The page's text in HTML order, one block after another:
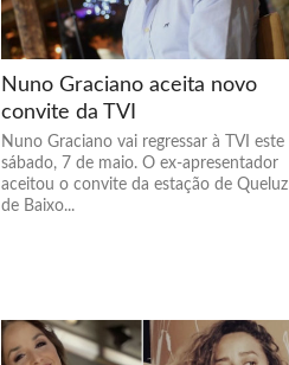
Nuno Graciano aceita novo
convite da TVI
Nuno Graciano vai regressar à TVI este
sábado, 7 de maio. O ex-apresentador
aceitou o convite da estação de Queluz
de Baixo...